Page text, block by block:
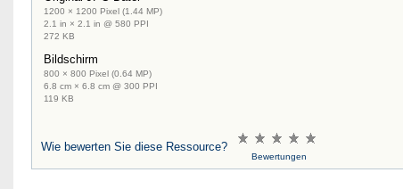
1200 × 1200 Pixel (1.44 MP)
2.1 in × 2.1 in @ 580 PPI
272 KB
Bildschirm
800 × 800 Pixel (0.64 MP)
6.8 cm × 6.8 cm @ 300 PPI
119 KB
Wie bewerten Sie diese Ressource?
Bewertungen